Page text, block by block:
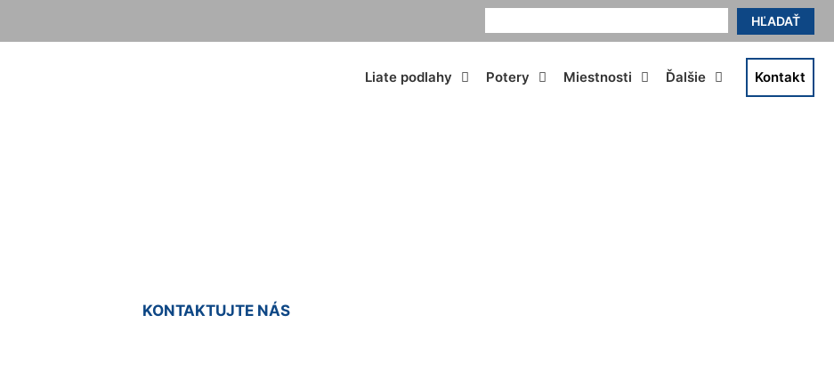
HĽADAŤ
Liate podlahy Potery Miestnosti Ďalšie Kontakt
KONTAKTUJTE NÁS